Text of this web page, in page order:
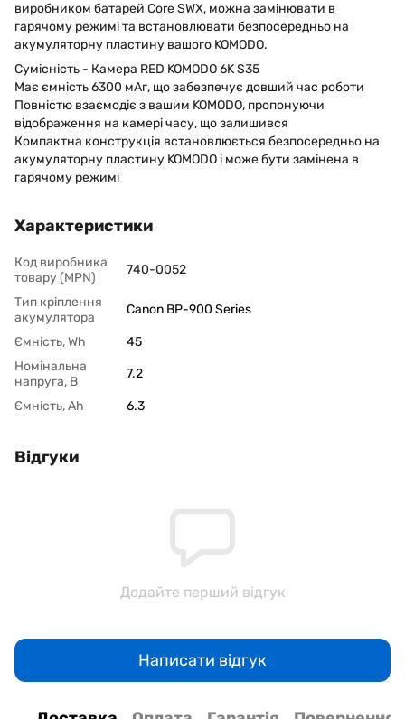
виробником батарей Core SWX, можна замінювати в
гарячому режимі та встановлювати безпосередньо на
акумуляторну пластину вашого KOMODO.
Сумісність - Камера RED KOMODO 6K S35
Має ємність 6300 мАг, що забезпечує довший час роботи
Повністю взаємодіє з вашим KOMODO, пропонуючи
відображення на камері часу, що залишився
Компактна конструкція встановлюється безпосередньо на
акумуляторну пластину KOMODO і може бути замінена в
гарячому режимі
Характеристики
Код виробника
товару (MPN)
740-0052
Тип кріплення
акумулятора
Canon BP-900 Series
Ємність, Wh
45
Номінальна
напруга, В
7.2
Ємність, Ah 6.3
Відгуки
Додайте перший відгук
Написати відгук